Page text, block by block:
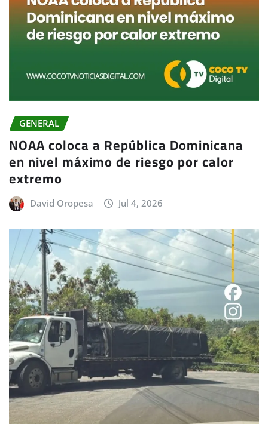
GENERAL
NOAA coloca a República Dominicana
en nivel máximo de riesgo por calor
extremo
David Oropesa Jul 4, 2026